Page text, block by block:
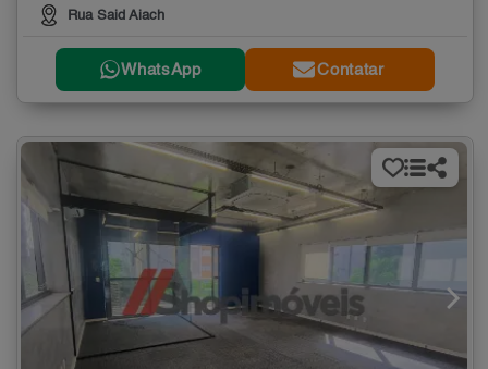
Rua Said Aiach
WhatsApp Contatar